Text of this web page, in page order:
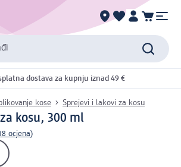
dostava za kupnju iznad 49 €
kose Sprejevi i lakovi za kosu
kosu, 300 ml
ocjena)